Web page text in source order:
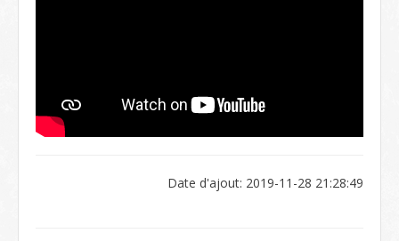
Date d'ajout: 2019-11-28 21:28:49